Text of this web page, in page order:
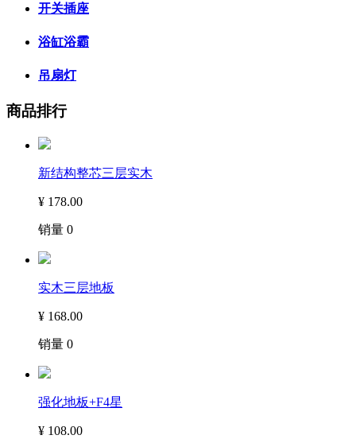
开关插座
浴缸浴霸
吊扇灯
商品排行
新结构整芯三层实木
¥ 178.00
销量 0
实木三层地板
¥ 168.00
销量 0
强化地板+F4星
¥ 108.00